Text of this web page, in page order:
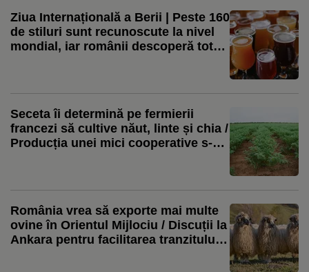
Ziua Internațională a Berii | Peste 160
de stiluri sunt recunoscute la nivel
mondial, iar românii descoperă tot
Seceta îi determină pe fermierii
francezi să cultive năut, linte și chia /
Producția unei mici cooperative s-a
România vrea să exporte mai multe
ovine în Orientul Mijlociu / Discuții la
Ankara pentru facilitarea tranzitului